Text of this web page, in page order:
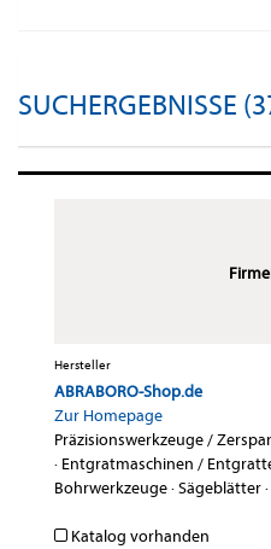
SUCHERGEBNISSE
Hersteller
ABRABORO-Shop.de
Zur Homepage
Präzisionswerkzeuge /
· Entgratmaschinen /
Bohrwerkzeuge·Sägeblätter·
Katalog vorhanden